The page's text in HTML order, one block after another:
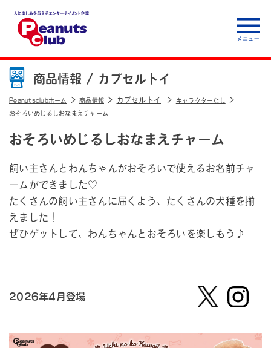
人に楽しみを与えるエ
ンターテイメント企
業 Peanuts club
商品情報 / カプセルトイ
Peanutsclubホーム 商品情報 カプセルトイ キャラクターなし
おそろいめじるしおなまえチャーム
おそろいめじるしおなまえチャーム
飼い主さんとわんちゃんがおそろいで使えるお名前チャ
ームができました♡
たくさんの飼い主さんに届くよう、たくさんの犬種を揃
えました！
ぜひゲットして、わんちゃんとおそろいを楽しもう♪
2026年4月登場
ナッ